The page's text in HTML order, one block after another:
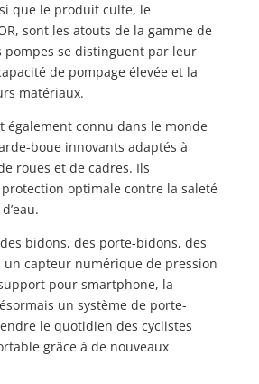
que le produit culte, le
sont les atouts de la gamme de
pompes se distinguent par leur
de pompage élevée et la
matériaux.
également connu dans le monde
boue innovants adaptés à
roues et de cadres. Ils
optimale contre la saleté
bidons, des porte-bidons, des
un capteur numérique de pression
pour smartphone, la
un système de porte-
le quotidien des cyclistes
grâce à de nouveaux